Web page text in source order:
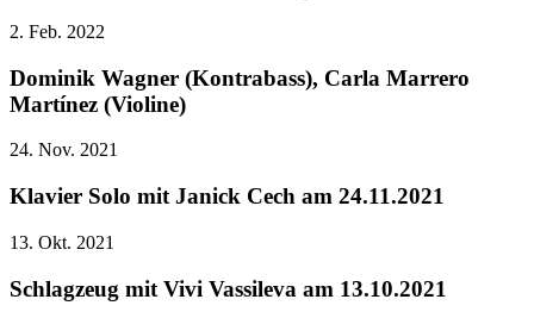
2. Feb. 2022
Dominik Wagner (Kontrabass), Carla Marrero
Martínez (Violine)
24. Nov. 2021
Klavier Solo mit Janick Cech am 24.11.2021
13. Okt. 2021
Schlagzeug mit Vivi Vassileva am 13.10.2021